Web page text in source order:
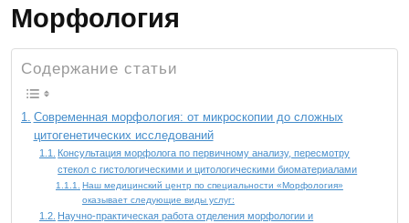
Морфология
Содержание статьи
Современная морфология: от микроскопии до сложных
цитогенетических исследований
Консультация морфолога по первичному анализу, пересмотру
стекол с гистологическими и цитологическими биоматериалами
Наш медицинский центр по специальности «Морфология»
оказывает следующие виды услуг:
Научно-практическая работа отделения морфологии и